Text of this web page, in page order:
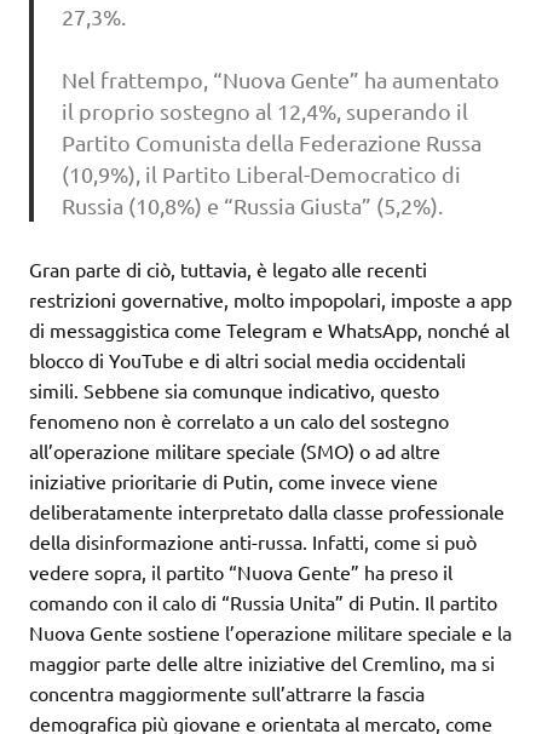
27,3%.
Nel frattempo, “Nuova Gente” ha aumentato
il proprio sostegno al 12,4%, superando il
Partito Comunista della Federazione Russa
(10,9%), il Partito Liberal-Democratico di
Russia (10,8%) e “Russia Giusta” (5,2%).
Gran parte di ciò, tuttavia, è legato alle recenti
restrizioni governative, molto impopolari, imposte a app
di messaggistica come Telegram e WhatsApp, nonché al
blocco di YouTube e di altri social media occidentali
simili. Sebbene sia comunque indicativo, questo
fenomeno non è correlato a un calo del sostegno
all’operazione militare speciale (SMO) o ad altre
iniziative prioritarie di Putin, come invece viene
deliberatamente interpretato dalla classe professionale
della disinformazione anti-russa. Infatti, come si può
vedere sopra, il partito “Nuova Gente” ha preso il
comando con il calo di “Russia Unita” di Putin. Il partito
Nuova Gente sostiene l’operazione militare speciale e la
maggior parte delle altre iniziative del Cremlino, ma si
concentra maggiormente sull’attrarre la fascia
demografica più giovane e orientata al mercato, come